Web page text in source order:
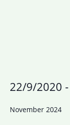
22/9/2020 -
wählen.
November 2024